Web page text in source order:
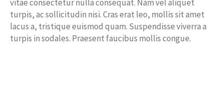
vitae consectetur nulla consequat. Nam vel aliquet
turpis, ac sollicitudin nisi. Cras erat leo, mollis sit amet
lacus a, tristique euismod quam. Suspendisse viverra a
turpis in sodales. Praesent faucibus mollis congue.